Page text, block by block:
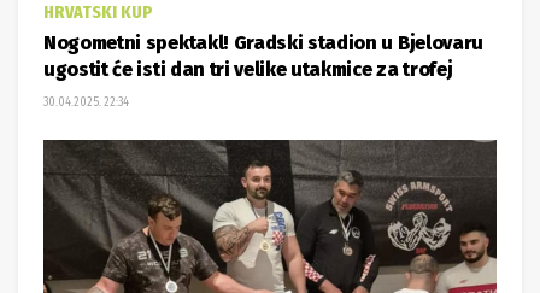
HRVATSKI KUP
Nogometni spektakl! Gradski stadion u Bjelovaru
ugostit će isti dan tri velike utakmice za trofej
30.04.2025. 22:34